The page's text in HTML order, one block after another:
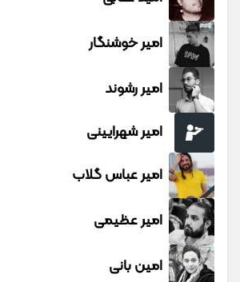
امیر خوشنگار
امیر رشوند
امیر شهرایینی
امیر عباس گلاب
امیر عظیمی
امین بانی